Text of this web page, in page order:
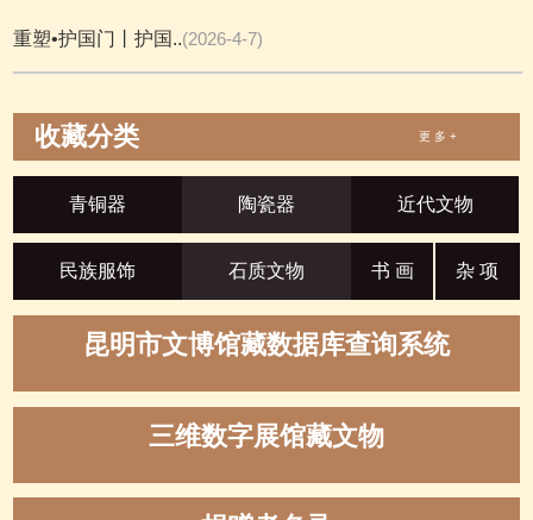
重塑•护国门丨护国..(2026-4-7)
收藏分类 更 多 +
青铜器 陶瓷器 近代文物
民族服饰 石质文物 书 画 杂 项
昆明市文博馆藏数据库查询系统
三维数字展馆藏文物